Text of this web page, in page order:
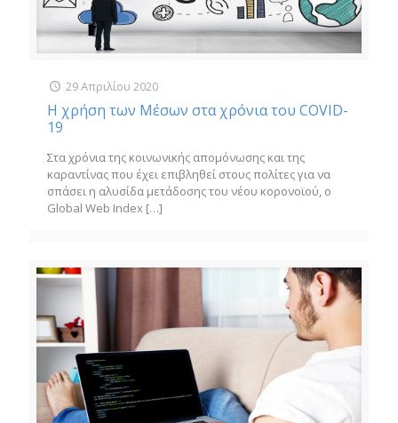
29 Απριλίου 2020
Η χρήση των Μέσων στα χρόνια του COVID-
19
Στα χρόνια της κοινωνικής απομόνωσης και της
καραντίνας που έχει επιβληθεί στους πολίτες για να
σπάσει η αλυσίδα μετάδοσης του νέου κορονοϊού, ο
Global Web Index […]